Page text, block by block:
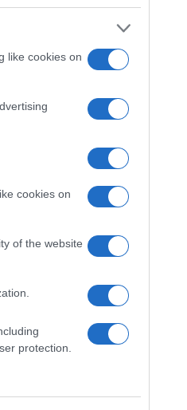
like cookies on
cookies on
of the website
protection.